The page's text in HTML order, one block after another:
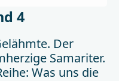
4
Der
Samariter.
Was uns die